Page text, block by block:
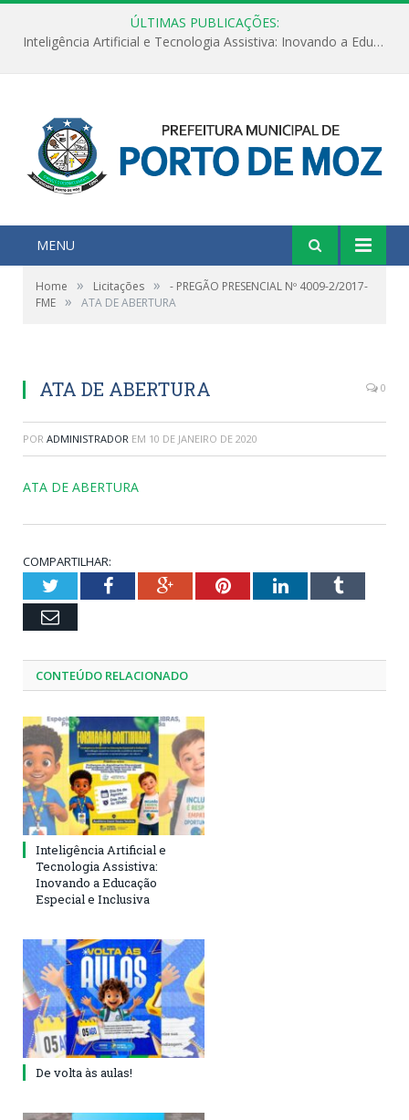
ÚLTIMAS PUBLICAÇÕES:
Inteligência Artificial e Tecnologia Assistiva: Inovando a Educação Especial e Inclusiva
MENU
Home » Licitações »
- PREGÃO PRESENCIAL Nº 4009-2/2017-
FME » ATA DE ABERTURA
ATA DE ABERTURA 0
POR ADMINISTRADOR EM 10 DE JANEIRO DE 2020
ATA DE ABERTURA
COMPARTILHAR:
TwitterFacebookGoogle+PinterestLinkedInTumblr
Email
CONTEÚDO RELACIONADO
Inteligência Artificial e
Tecnologia Assistiva:
Inovando a Educação
Especial e Inclusiva
De volta às aulas!